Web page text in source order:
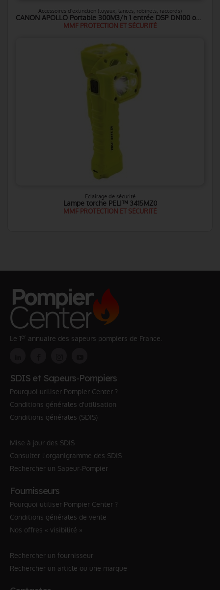
Accessoires d'extinction (tuyaux, lances, robinets, raccords)
CANON APOLLO Portable 300M3/h 1 entrée DSP DN100 ou Storz DN125
MMF PROTECTION ET SÉCURITÉ
Eclairage de sécurité
Lampe torche PELI™ 3415MZ0
MMF PROTECTION ET SÉCURITÉ
Le 1er annuaire des sapeurs pompiers de France.
SDIS et Sapeurs-Pompiers
Pourquoi utiliser Pompier Center ?
Conditions générales d'utilisation
Conditions générales (SDIS)
Mise à jour des SDIS
Consulter l'organigramme des SDIS
Rechercher un Sapeur-Pompier
Fournisseurs
Pourquoi utiliser Pompier Center ?
Conditions générales de vente
Nos offres « visibilité »
Rechercher un fournisseur
Rechercher un article ou une marque